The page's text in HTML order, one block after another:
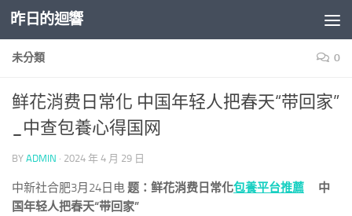
Skip to content
昨日的迴響
未分類 0
鲜花消费日常化 中国年轻人把春天“带回家”
_中查包養心得国网
BY ADMIN · 2024 年 4 月 29 日
中新社合肥3月24日电题：鲜花消费日常化包養平台推薦 中
国年轻人把春天“带回家”